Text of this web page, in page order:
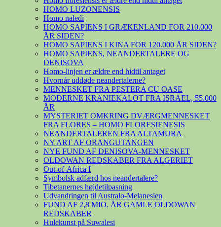
HOMO LUZONENSIS
Homo naledi
HOMO SAPIENS I GRÆKENLAND FOR 210.000
ÅR SIDEN?
HOMO SAPIENS I KINA FOR 120.000 ÅR SIDEN?
HOMO SAPIENS, NEANDERTALERE OG
DENISOVA
Homo-linjen er ældre end hidtil antaget
Hvornår uddøde neandertalerne?
MENNESKET FRA PESTERA CU OASE
MODERNE KRANIEKALOT FRA ISRAEL, 55.000
ÅR
MYSTERIET OMKRING DVÆRGMENNESKET
FRA FLORES – HOMO FLORESIENESIS
NEANDERTALEREN FRA ALTAMURA
NY ART AF ORANGUTANGEN
NYE FUND AF DENISOVA-MENNESKET
OLDOWAN REDSKABER FRA ALGERIET
Out-of-Africa I
Symbolsk adfærd hos neandertalere?
Tibetanernes højdetilpasning
Udvandringen til Australo-Melanesien
FUND AF 2,8 MIO. ÅR GAMLE OLDOWAN
REDSKABER
Hulekunst på Suwalesi